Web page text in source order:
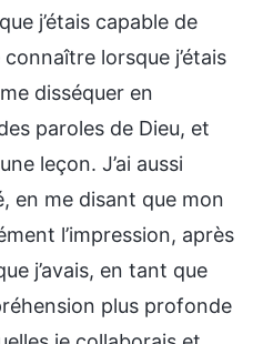
j’étais capable de
lorsque j’étais
disséquer en
paroles de Dieu, et
leçon. J’ai aussi
en me disant que mon
l’impression, après
j’avais, en tant que
plus profonde